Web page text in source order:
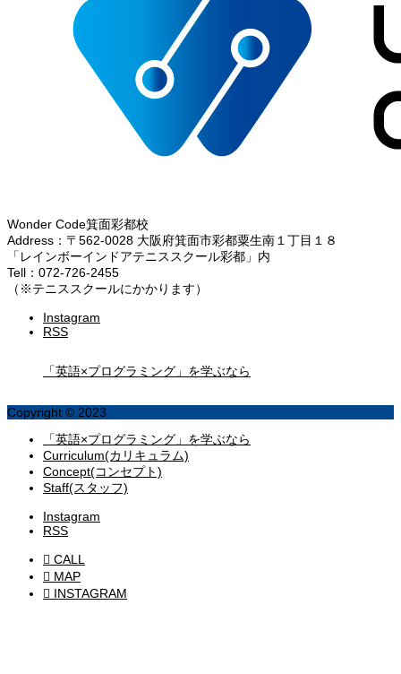
Wonder Code箕面彩都校
Address：〒562-0028 大阪府箕面市彩都粟生南１丁目１８
「レインボーインドアテニススクール彩都」内
Tell：072-726-2455
（※テニススクールにかかります）
Instagram
RSS
「英語×プログラミング」を学ぶなら
Copyright © 2023
「英語×プログラミング」を学ぶなら
Curriculum(カリキュラム)
Concept(コンセプト)
Staff(スタッフ)
Instagram
RSS
 CALL
 MAP
 INSTAGRAM